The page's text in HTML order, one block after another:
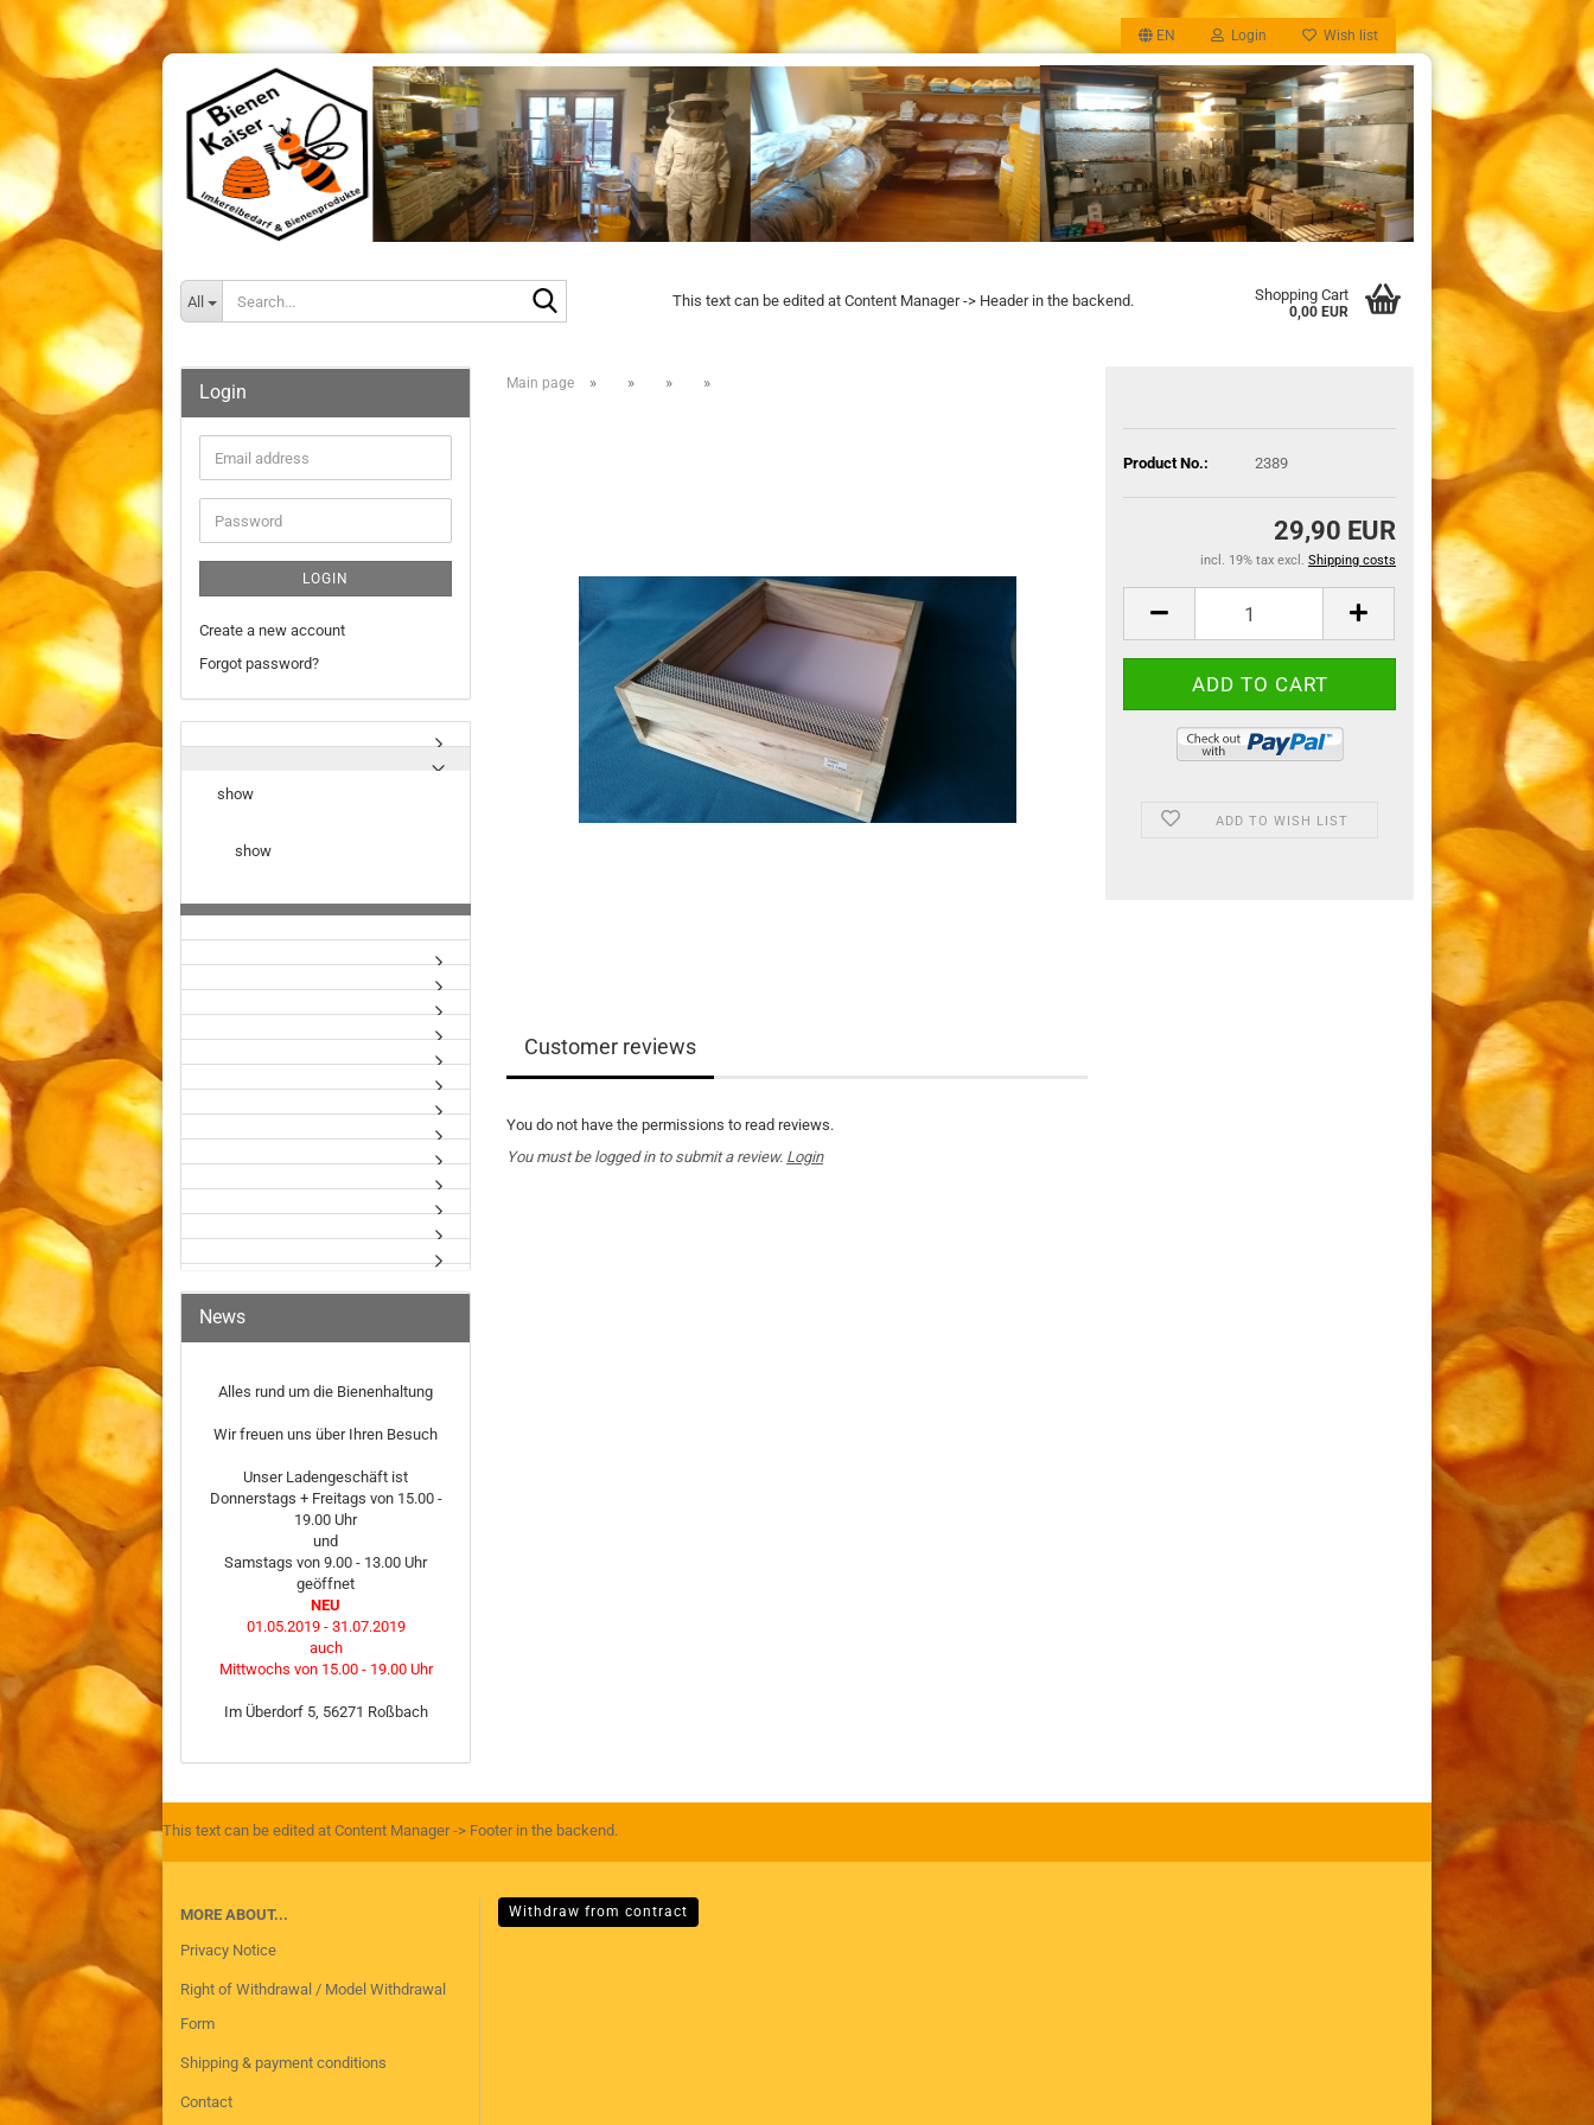
EN Login Wish list
All This text can be edited at Content Manager -> Header in the backend. Shopping Cart
0,00 EUR
Main page » » » »
Product No.: 2389
29,90 EUR
incl. 19% tax excl. Shipping costs
ADD TO WISH LIST
Customer reviews
You do not have the permissions to read reviews.
You must be logged in to submit a review. Login
Login
Email
address
Password
LOGIN
Create a new account
Forgot password?
show
show
News
Alles rund um die Bienenhaltung
Wir freuen uns über Ihren Besuch
Unser Ladengeschäft ist
Donnerstags + Freitags von 15.00 -
19.00 Uhr
und
Samstags von 9.00 - 13.00 Uhr
geöffnet
NEU
01.05.2019 - 31.07.2019
auch
Mittwochs von 15.00 - 19.00 Uhr
Im Überdorf 5, 56271 Roßbach
This text can be edited at Content Manager -> Footer in the backend.
MORE ABOUT...
Privacy Notice
Right of Withdrawal / Model Withdrawal
Form
Shipping & payment conditions
Contact
Withdraw from contract